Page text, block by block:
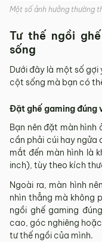
Một số ảnh hưởng thường
Tư thế ngồi
sống
Dưới đây là một số
cột sống mà bạn có
Đặt ghế gaming đúng
Bạn nên đặt màn
cần phải cúi hay ngửa
mắt đến màn hình là
inch), tùy theo kích
Ngoài ra, màn hình
nhìn thẳng mà không
ngồi ghế gaming
cao, góc nghiêng
tư thế ngồi của mình.